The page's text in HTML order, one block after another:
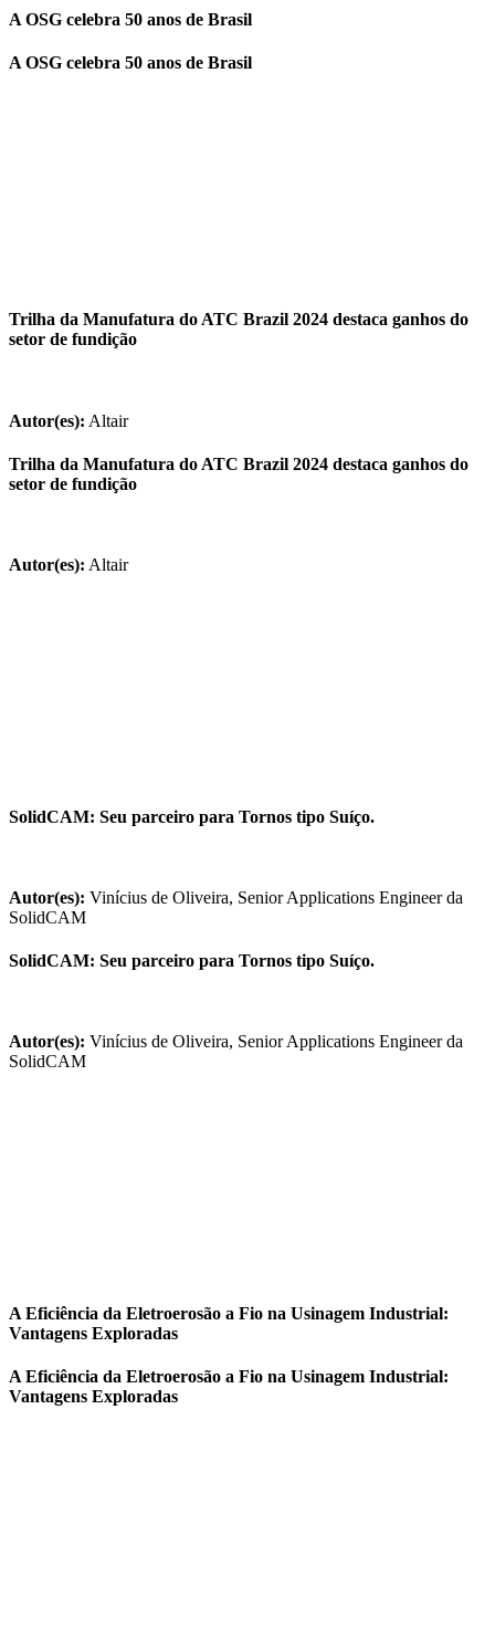
A OSG celebra 50 anos de Brasil
A OSG celebra 50 anos de Brasil
Trilha da Manufatura do ATC Brazil 2024 destaca ganhos do
setor de fundição
Autor(es): Altair
Trilha da Manufatura do ATC Brazil 2024 destaca ganhos do
setor de fundição
Autor(es): Altair
SolidCAM: Seu parceiro para Tornos tipo Suíço.
Autor(es): Vinícius de Oliveira, Senior Applications Engineer da
SolidCAM
SolidCAM: Seu parceiro para Tornos tipo Suíço.
Autor(es): Vinícius de Oliveira, Senior Applications Engineer da
SolidCAM
A Eficiência da Eletroerosão a Fio na Usinagem Industrial:
Vantagens Exploradas
A Eficiência da Eletroerosão a Fio na Usinagem Industrial:
Vantagens Exploradas